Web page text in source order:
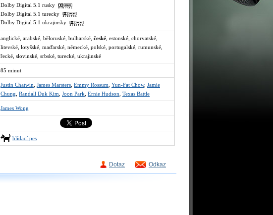
Dolby Digital 5.1 rusky
Dolby Digital 5.1 turecky
Dolby Digital 5.1 ukrajinsky
anglické, arabské, běloruské, bulharské, české , estonské, chorvatské,
litevské, lotyšské, maďarské, německé, polské, portugalské, rumunské,
řecké, slovinské, srbské, turecké, ukrajinské
85 minut
Justin Chatwin James Marsters Emmy Rossum Yun-Fat Chow, Jamie
Chung Randall Duk Kim Joon Park Ernie Hudson Texas Battle
James Wong
hlídací pes
Dotaz Odkaz